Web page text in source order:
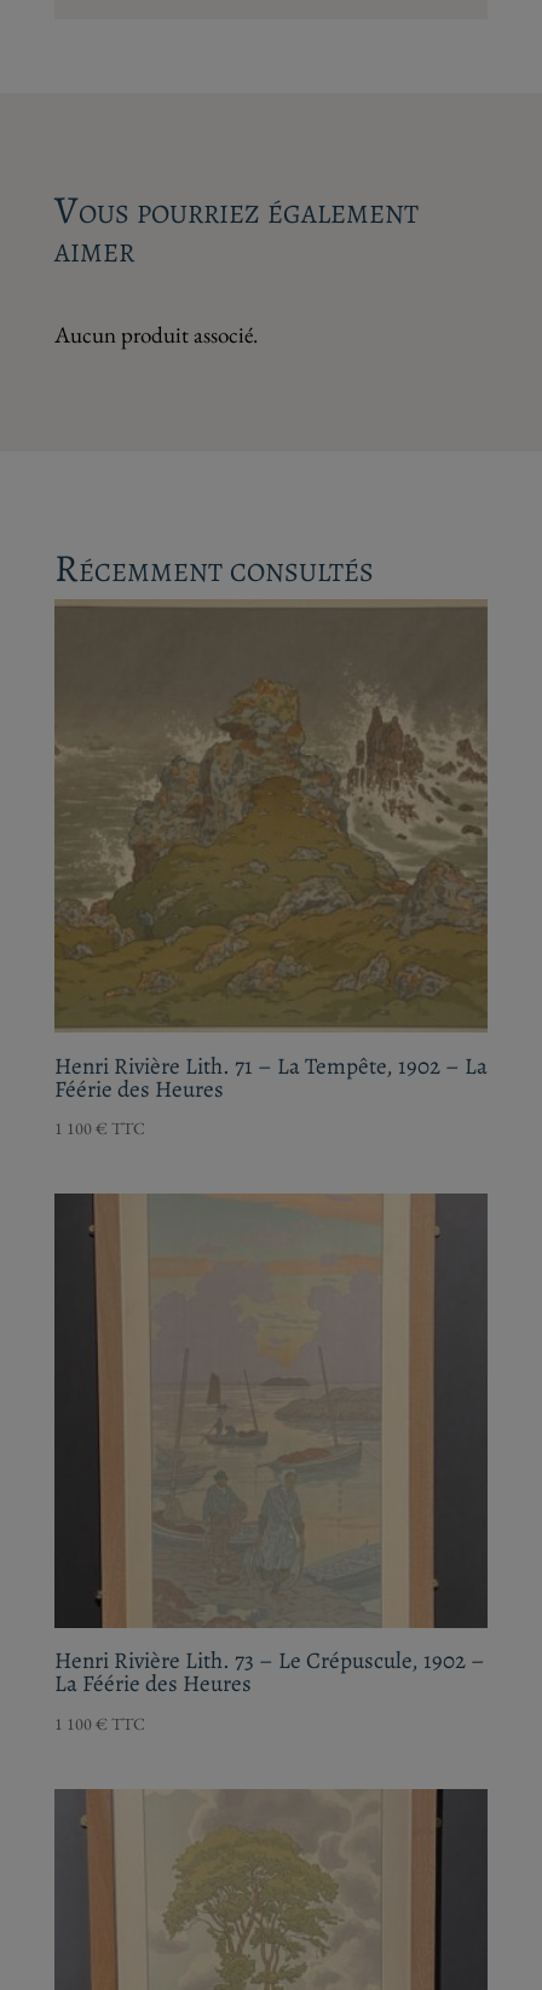
Vous pourriez également
aimer
Aucun produit associé.
Récemment consultés
Henri Rivière Lith. 71 – La Tempête, 1902 –
La Féérie des Heures
Henri Rivière Lith. 73 – Le Crépuscule, 1902
– La Féérie des Heures
1 100€TTC